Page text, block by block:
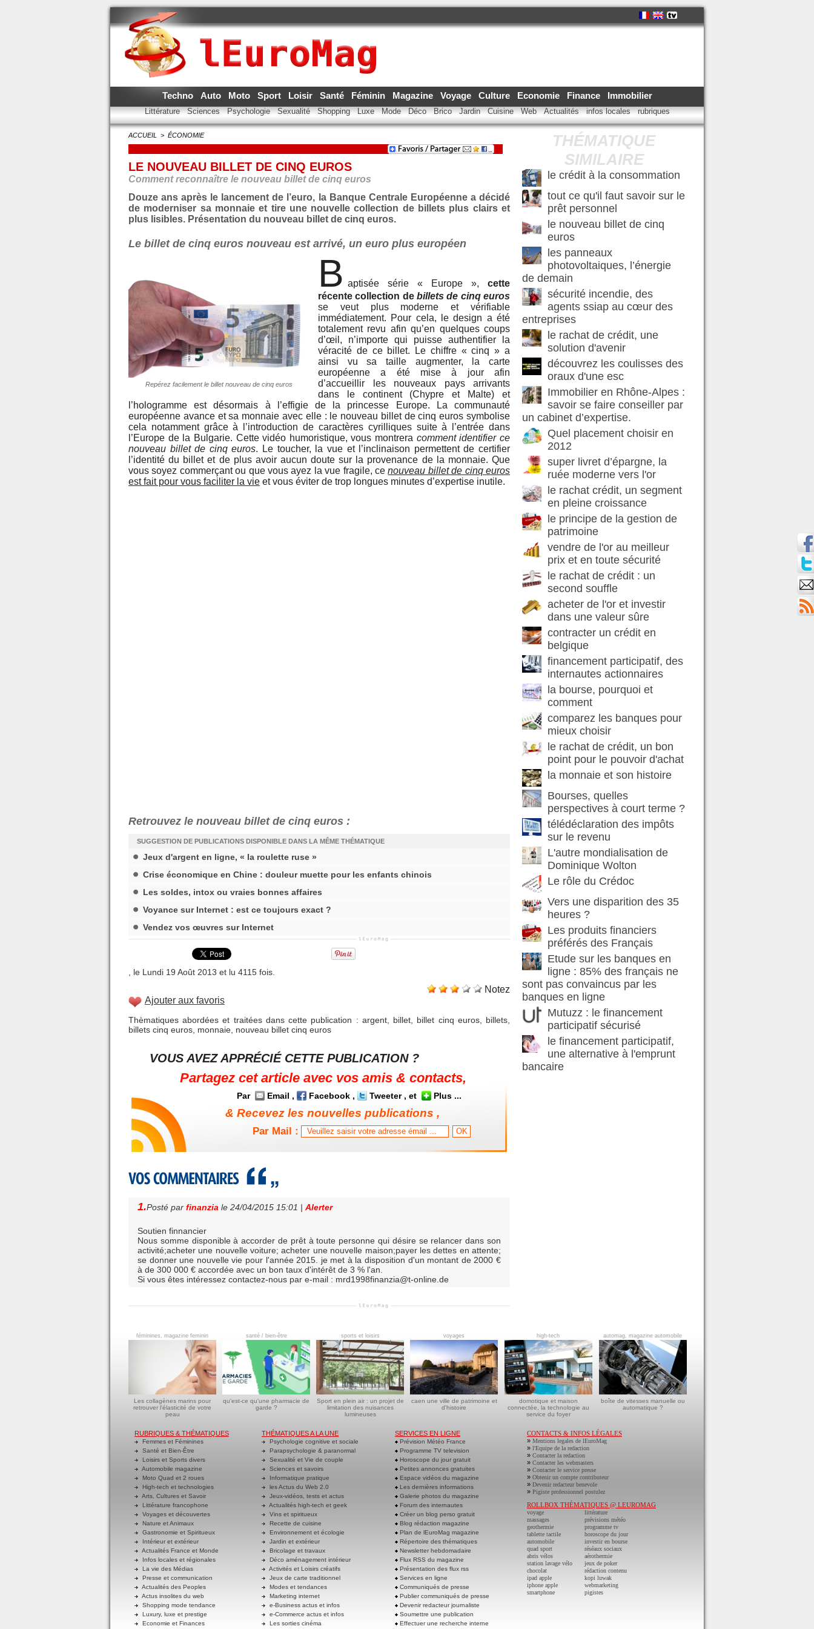
Techno Auto Moto Sport Loisir Santé Féminin Magazine Voyage Culture Economie Finance Immobilier
Littérature Sciences Psychologie Sexualité Shopping Luxe Mode Déco Brico Jardin Cuisine Web Actualités infos locales rubriques
ACCUEIL > ÉCONOMIE
LE NOUVEAU BILLET DE CINQ EUROS
Comment reconnaître le nouveau billet de cinq euros
Douze ans après le lancement de l’euro, la Banque Centrale Européenne a décidé
de moderniser sa monnaie et tire une nouvelle collection de billets plus clairs et
plus lisibles. Présentation du nouveau billet de cinq euros.
Le billet de cinq euros nouveau est arrivé, un euro plus européen
Repérez facilement le billet nouveau de cinq euros
B aptisée série « Europe », cette
récente collection de billets de cinq euros
se veut plus moderne et vérifiable
immédiatement. Pour cela, le design a été
totalement revu afin qu’en quelques coups
d’œil, n’importe qui puisse authentifier la
véracité de ce billet. Le chiffre « cinq » a
ainsi vu sa taille augmenter, la carte
européenne a été mise à jour afin
d’accueillir les nouveaux pays arrivants
dans le continent (Chypre et Malte) et
l’hologramme est désormais à l’effigie de la princesse Europe. La communauté
européenne avance et sa monnaie avec elle : le nouveau billet de cinq euros symbolise
cela notamment grâce à l’introduction de caractères cyrilliques suite à l’entrée dans
l’Europe de la Bulgarie. Cette vidéo humoristique, vous montrera comment identifier ce
nouveau billet de cinq euros. Le toucher, la vue et l’inclinaison permettent de certifier
l’identité du billet et de plus avoir aucun doute sur la provenance de la monnaie. Que
vous soyez commerçant ou que vous ayez la vue fragile, cenouveau billet de cinq euros
est fait pour vous faciliter la vie et vous éviter de trop longues minutes d’expertise inutile.
Retrouvez le nouveau billet de cinq euros :
SUGGESTION DE PUBLICATIONS DISPONIBLE DANS LA MÊME THÉMATIQUE
Jeux d'argent en ligne, « la roulette ruse »
Crise économique en Chine : douleur muette pour les enfants chinois
Les soldes, intox ou vraies bonnes affaires
Voyance sur Internet : est ce toujours exact ?
Vendez vos œuvres sur Internet
, le Lundi 19 Août 2013 et lu 4115 fois.
Notez
Ajouter aux favoris
Thèmatiques abordées et traitées dans cette publication : argent, billet billet cinq euros, billets
billets cinq euros monnaie nouveau billet cinq euros
VOUS AVEZ APPRÉCIÉ CETTE PUBLICATION ?
Partagez cet article avec vos amis & contacts,
Par Email , Facebook , Tweeter, et Plus ...
& Recevez les nouvelles publications ,
Par Mail :
1.Posté par finanzia le 24/04/2015 15:01 | Alerter
Soutien finnancier
Nous somme disponible à accorder de prêt à toute personne qui désire se relancer dans son
activité;acheter une nouvelle voiture; acheter une nouvelle maison;payer les dettes en attente;
se donner une nouvelle vie pour l'année 2015. je met à la disposition d'un montant de 2000 €
à de 300 000 € accordée avec un bon taux d'intérêt de 3 % l'an.
Si vous êtes intéressez contactez-nous par e-mail : mrd1998finanzia@t-online.de
THÉMATIQUE
SIMILAIRE
le crédit à la consommation
tout ce qu'il faut savoir sur le
prêt personnel
le nouveau billet de cinq
euros
les panneaux
photovoltaiques, l’énergie
de demain
sécurité incendie, des
agents ssiap au cœur des
entreprises
le rachat de crédit, une
solution d'avenir
découvrez les coulisses des
oraux d'une esc
Immobilier en Rhône-Alpes :
savoir se faire conseiller par
un cabinet d’expertise.
Quel placement choisir en
2012
super livret d’épargne, la
ruée moderne vers l'or
le rachat crédit, un segment
en pleine croissance
le principe de la gestion de
patrimoine
vendre de l'or au meilleur
prix et en toute sécurité
le rachat de crédit : un
second souffle
acheter de l'or et investir
dans une valeur sûre
contracter un crédit en
belgique
financement participatif, des
internautes actionnaires
la bourse, pourquoi et
comment
comparez les banques pour
mieux choisir
le rachat de crédit, un bon
point pour le pouvoir d'achat
la monnaie et son histoire
Bourses, quelles
perspectives à court terme ?
télédéclaration des impôts
sur le revenu
L'autre mondialisation de
Dominique Wolton
Le rôle du Crédoc
Vers une disparition des 35
heures ?
Les produits financiers
préférés des Français
Etude sur les banques en
ligne : 85% des français ne
sont pas convaincus par les
banques en ligne
Mutuzz : le financement
participatif sécurisé
le financement participatif,
une alternative à l'emprunt
bancaire
féminines, magazine feminin
Les collagènes marins pour
retrouver l'élasticité de votre
peau
santé / bien-être
qu'est-ce qu'une pharmacie de
garde ?
sports et loisirs
Sport en plein air : un projet de
limitation des nuisances
lumineuses
voyages
caen une ville de patrimoine et
d'histoire
high-tech
domotique et maison
connectée, la technologie au
service du foyer
automag, magazine automobile
boîte de vitesses manuelle ou
automatique ?
RUBRIQUES & THÉMATIQUES
Femmes et Féminines
Santé et Bien-Être
Loisirs et Sports divers
Automobile magazine
Moto Quad et 2 roues
High-tech et technologies
Arts, Cultures et Savoir
Littérature francophone
Voyages et découvertes
Nature et Animaux
Gastronomie et Spiritueux
Intérieur et extérieur
Actualités France et Monde
Infos locales et régionales
La vie des Médias
Presse et communication
Actualités des Peoples
Actus insolites du web
Shopping mode tendance
Luxury, luxe et prestige
Economie et Finances
THÉMATIQUES A LA UNE
Psychologie cognitive et sociale
Parapsychologie & paranormal
Sexualité et Vie de couple
Sciences et savoirs
Informatique pratique
les Actus du Web 2.0
Jeux-vidéos, tests et actus
Actualités high-tech et geek
Vins et spiritueux
Recette de cuisine
Environnement et écologie
Jardin et extérieur
Bricolage et travaux
Déco aménagement intérieur
Activités et Loisirs créatifs
Jeux de carte traditionnel
Modes et tendances
Marketing internet
e-Business actus et infos
e-Commerce actus et infos
Les sorties cinéma
SERVICES EN LIGNE
Prévision Météo France
Programme TV television
Horoscope du jour gratuit
Petites annonces gratuites
Espace vidéos du magazine
Les dernières informations
Galerie photos du magazine
Forum des internautes
Créer un blog perso gratuit
Blog rédaction magazine
Plan de lEuroMag magazine
Répertoire des thématiques
Newsletter hebdomadaire
Flux RSS du magazine
Présentation des flux rss
Services en ligne
Communiqués de presse
Publier communiqués de presse
Devenir redacteur journaliste
Soumettre une publication
Effectuer une recherche interne
CONTACTS & INFOS LÉGALES
» Mentions legales de lEuroMag
» l'Equipe de la redaction
» Contacter la redaction
» Contacter les webmasters
» Contacter le service presse
» Obtenir un compte contributeur
» Devenir redacteur benevole
» Pigiste professionnel postulez
ROLLBOX THÉMATIQUES @ LEUROMAG
voyage
massages
geothermie
tablette tactile
automobile
quad sport
abris vélos
station lavage vélo
chocolat
ipad apple
iphone apple
smartphone
littérature
prévisions météo
programme tv
horoscope du jour
investir en bourse
réséaux sociaux
aérothermie
jeux de poker
rédaction contenu
kopi luwak
webmarketing
pigistes